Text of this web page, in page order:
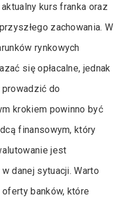
kurs franka oraz
zachowania. W
rynkowych
się opłacalne, jednak
do
krokiem powinno być
finansowym, który
jest
danej sytuacji. Warto
banków, które